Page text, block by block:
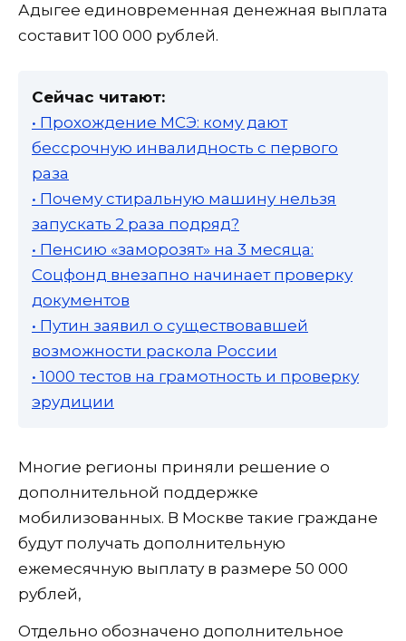
Адыгее единовременная денежная выплата
составит 100 000 рублей.
Сейчас читают:
• Прохождение МСЭ: кому дают
бессрочную инвалидность с первого
раза
• Почему стиральную машину нельзя
запускать 2 раза подряд?
• Пенсию «заморозят» на 3 месяца:
Соцфонд внезапно начинает проверку
документов
• Путин заявил о существовавшей
возможности раскола России
• 1000 тестов на грамотность и проверку
эрудиции
Многие регионы приняли решение о
дополнительной поддержке
мобилизованных. В Москве такие граждане
будут получать дополнительную
ежемесячную выплату в размере 50 000
рублей,
Отдельно обозначено дополнительное